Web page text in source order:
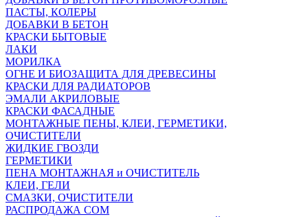
ПАСТЫ, КОЛЕРЫ
ДОБАВКИ В БЕТОН
КРАСКИ БЫТОВЫЕ
ЛАКИ
МОРИЛКА
ОГНЕ И БИОЗАЩИТА ДЛЯ ДРЕВЕСИНЫ
КРАСКИ ДЛЯ РАДИАТОРОВ
ЭМАЛИ АКРИЛОВЫЕ
КРАСКИ ФАСАДНЫЕ
МОНТАЖНЫЕ ПЕНЫ, КЛЕИ, ГЕРМЕТИКИ,
ОЧИСТИТЕЛИ
ЖИДКИЕ ГВОЗДИ
ГЕРМЕТИКИ
ПЕНА МОНТАЖНАЯ и ОЧИСТИТЕЛЬ
КЛЕИ, ГЕЛИ
СМАЗКИ, ОЧИСТИТЕЛИ
РАСПРОДАЖА СОМ